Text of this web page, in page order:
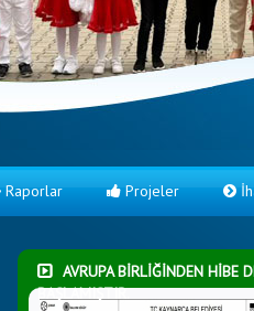
Raporlar Projeler
AVRUPA BİRLİĞİNDEN HİBE
BAŞLAMIŞTIR.